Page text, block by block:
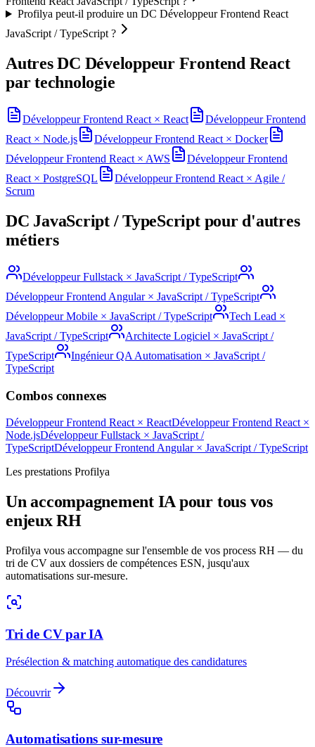
Profilya peut-il produire un DC Développeur Frontend React
JavaScript / TypeScript ?
Autres DC Développeur Frontend React
par technologie
Développeur Frontend React × React
Développeur Frontend
React × Node.js Développeur Frontend React × Docker
Développeur Frontend React × AWS
Développeur Frontend
React × PostgreSQL Développeur Frontend React × Agile /
Scrum
DC JavaScript / TypeScriptpour d'autres
métiers
Développeur Fullstack × JavaScript / TypeScript
Développeur Frontend Angular× JavaScript / TypeScript
Développeur Mobile × JavaScript / TypeScript Tech Lead ×
JavaScript / TypeScript
Architecte Logiciel × JavaScript /
TypeScript
Ingénieur QA Automatisation × JavaScript /
TypeScript
Combos connexes
Développeur Frontend React × ReactDéveloppeur Frontend React ×
Node.jsDéveloppeur Fullstack × JavaScript /
TypeScriptDéveloppeur Frontend Angular× JavaScript / TypeScript
Les prestations Profilya
Un accompagnement IA pour tous vos
enjeux RH
Profilya vous accompagne sur l'ensemble de vos process RH — du
tri de CV aux dossiers de compétences ESN, jusqu'aux
automatisations sur-mesure.
Tri de CV par IA
Présélection & matching automatique des candidatures
Découvrir
Automatisations sur-mesure